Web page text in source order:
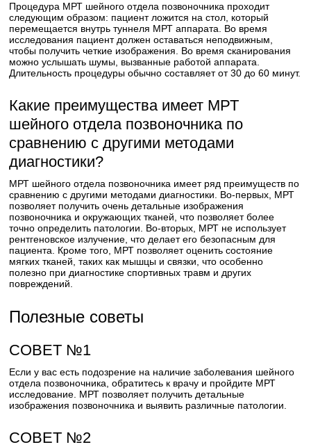
Процедура МРТ шейного отдела позвоночника проходит
следующим образом: пациент ложится на стол, который
перемещается внутрь туннеля МРТ аппарата. Во время
исследования пациент должен оставаться неподвижным,
чтобы получить четкие изображения. Во время сканирования
можно услышать шумы, вызванные работой аппарата.
Длительность процедуры обычно составляет от 30 до 60 минут.
Какие преимущества имеет МРТ
шейного отдела позвоночника по
сравнению с другими методами
диагностики?
МРТ шейного отдела позвоночника имеет ряд преимуществ по
сравнению с другими методами диагностики. Во-первых, МРТ
позволяет получить очень детальные изображения
позвоночника и окружающих тканей, что позволяет более
точно определить патологии. Во-вторых, МРТ не использует
рентгеновское излучение, что делает его безопасным для
пациента. Кроме того, МРТ позволяет оценить состояние
мягких тканей, таких как мышцы и связки, что особенно
полезно при диагностике спортивных травм и других
повреждений.
Полезные советы
СОВЕТ №1
Если у вас есть подозрение на наличие заболевания шейного
отдела позвоночника, обратитесь к врачу и пройдите МРТ
исследование. МРТ позволяет получить детальные
изображения позвоночника и выявить различные патологии.
СОВЕТ №2